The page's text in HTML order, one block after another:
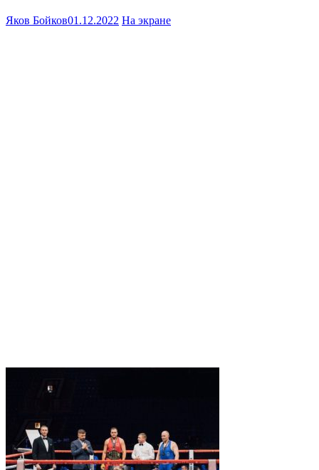
Яков Бойков01.12.2022 На экране